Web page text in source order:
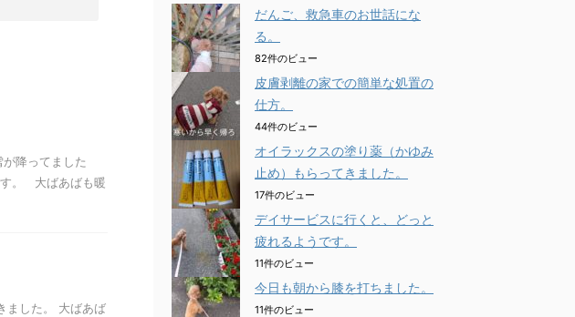
降ってました
す。 大ばあばも暖
ました。 大ばあば
だんご、救急車のお世話にな
る。
82件のビュー
皮膚剥離の家での簡単な処置の
仕方。
44件のビュー
オイラックスの塗り薬（かゆみ
止め）もらってきました。
17件のビュー
デイサービスに行くと、どっと
疲れるようです。
11件のビュー
今日も朝から膝を打ちました。
11件のビュー